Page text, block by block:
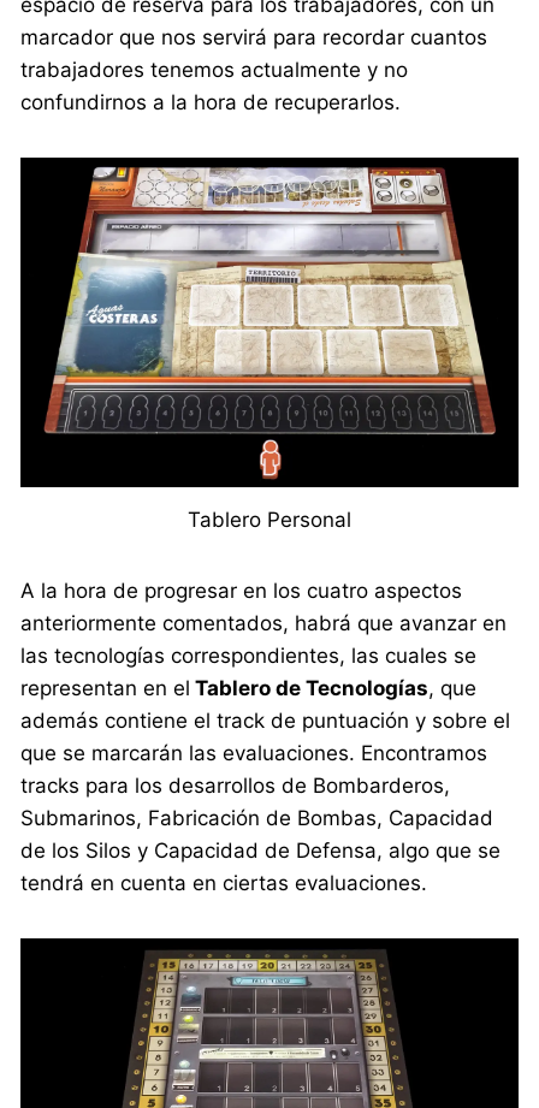
marcador que nos servirá para recordar cuantos
trabajadores tenemos actualmente y no
confundirnos a la hora de recuperarlos.
Tablero Personal
A la hora de progresar en los cuatro aspectos
anteriormente comentados, habrá que avanzar en
las tecnologías correspondientes, las cuales se
representan en el Tablero de Tecnologías, que
además contiene el track de puntuación y sobre el
que se marcarán las evaluaciones. Encontramos
tracks para los desarrollos de Bombarderos,
Submarinos, Fabricación de Bombas, Capacidad
de los Silos y Capacidad de Defensa, algo que se
tendrá en cuenta en ciertas evaluaciones.